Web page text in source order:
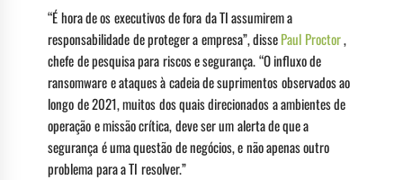
“É hora de os executivos de fora da TI assumirem a
responsabilidade de proteger a empresa”, dissePaul Proctor,
chefe de pesquisa para riscos e segurança. “O influxo de
ransomware e ataques à cadeia de suprimentos observados ao
longo de 2021, muitos dos quais direcionados a ambientes de
operação e missão crítica, deve ser um alerta de que a
segurança é uma questão de negócios, e não apenas outro
problema para a TI resolver.”